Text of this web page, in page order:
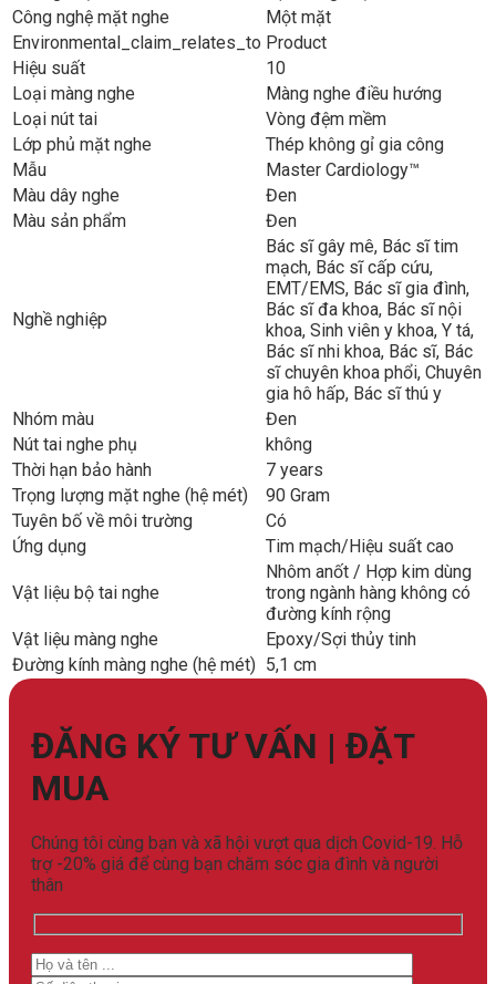
Công nghệ mặt nghe
Một mặt
Environmental_claim_relates_to Product
Hiệu suất
10
Loại màng nghe
Màng nghe điều hướng
Loại nút tai
Vòng đệm mềm
Lớp phủ mặt nghe
Thép không gỉ gia công
Mẫu
Master Cardiology™
Màu dây nghe
Đen
Màu sản phẩm
Đen
Nghề nghiệp
Bác sĩ gây mê, Bác sĩ tim
mạch, Bác sĩ cấp cứu,
EMT/EMS, Bác sĩ gia đình,
Bác sĩ đa khoa, Bác sĩ nội
khoa, Sinh viên y khoa, Y tá,
Bác sĩ nhi khoa, Bác sĩ, Bác
sĩ chuyên khoa phổi, Chuyên
gia hô hấp, Bác sĩ thú y
Nhóm màu
Đen
Nút tai nghe phụ
không
Thời hạn bảo hành
7 years
Trọng lượng mặt nghe (hệ mét)
90 Gram
Tuyên bố về môi trường
Có
Ứng dụng
Tim mạch/Hiệu suất cao
Vật liệu bộ tai nghe
Nhôm anốt / Hợp kim dùng
trong ngành hàng không có
đường kính rộng
Vật liệu màng nghe
Epoxy/Sợi thủy tinh
Đường kính màng nghe (hệ mét) 5,1 cm
ĐĂNG KÝ TƯ VẤN | ĐẶT
MUA
Chúng tôi cùng bạn và xã hội vượt qua dịch Covid-19. Hỗ
trợ -20% giá để cùng bạn chăm sóc gia đình và người
thân